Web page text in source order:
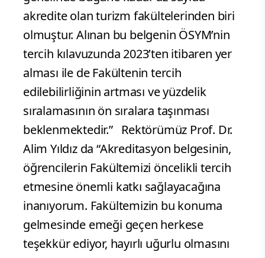
akredite olan turizm fakültelerinden biri
olmuştur. Alınan bu belgenin ÖSYM’nin
tercih kılavuzunda 2023’ten itibaren yer
alması ile de Fakültenin tercih
edilebilirliğinin artması ve yüzdelik
sıralamasının ön sıralara taşınması
beklenmektedir.” Rektörümüz Prof. Dr.
Alim Yıldız da “Akreditasyon belgesinin,
öğrencilerin Fakültemizi öncelikli tercih
etmesine önemli katkı sağlayacağına
inanıyorum. Fakültemizin bu konuma
gelmesinde emeği geçen herkese
teşekkür ediyor, hayırlı uğurlu olmasını